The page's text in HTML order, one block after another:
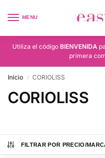
MENU
Utiliza el código BIENVENIDA
primera
Inicio / CORIOLISS
CORIOLISS
FILTRAR POR PRECIO/